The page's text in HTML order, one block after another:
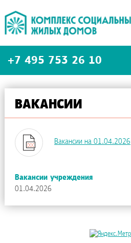
+7 495 753 26 10
ВАКАНСИИ
Вакансии на 01.04.2026
Вакансии учреждения
01.04.2026